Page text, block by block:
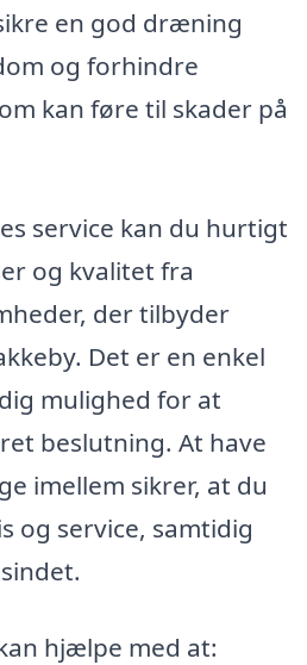
en god dræning
og forhindre
kan føre til skader på
service kan du hurtigt
og kvalitet fra
der tilbyder
Det er en enkel
mulighed for at
beslutning. At have
imellem sikrer, at du
og service, samtidig
hjælpe med at: